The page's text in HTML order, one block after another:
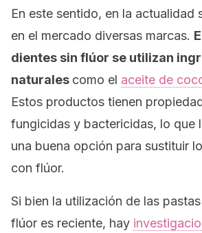
En este sentido, en la actualidad
en el mercado diversas marcas.
dientes sin flúor se utilizan
naturales como el aceite de
Estos productos tienen
fungicidas y bactericidas, lo que
una buena opción para sustituir
con flúor.
Si bien la utilización de las
flúor es reciente, hay